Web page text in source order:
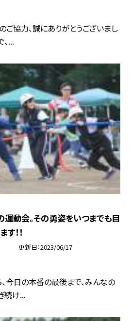
協力、誠にありがとうございまし
...
動会。その勇姿をいつまでも目
！！
更新日 2023/06/17
今日の本番の最後まで、みんなの
続け...